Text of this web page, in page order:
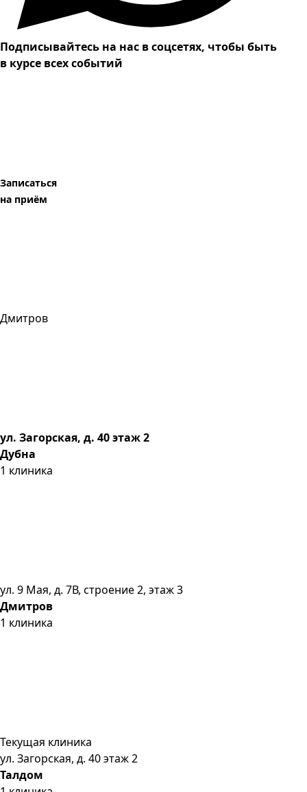
Подписывайтесь на нас в соцсетях, чтобы быть
в курсе всех событий
Записаться
на приём
Дмитров
ул. Загорская, д. 40 этаж 2
Дубна
1 клиника
ул. 9 Мая, д. 7В, строение 2, этаж 3
Дмитров
1 клиника
Текущая клиника
ул. Загорская, д. 40 этаж 2
Талдом